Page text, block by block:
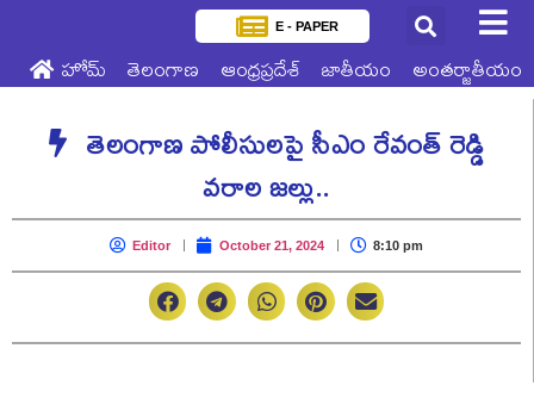
E - PAPER
హోమ్ తెలంగాణ ఆంధ్రప్రదేశ్ జాతీయం అంతర్జాతీయం
తెలంగాణ పోలీసుల‌పై సీఎం రేవంత్ రెడ్డి
వ‌రాల జ‌ల్లు..
Editor October 21, 2024 8:10 pm